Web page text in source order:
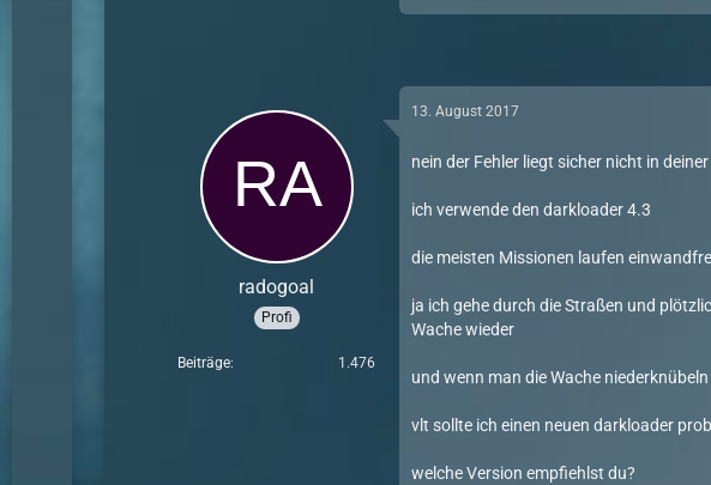
radogoal
Profi
Beiträge 1.476
13. August 2017
nein der Fehler liegt sicher nicht in
ich verwende den darkloader 4.3
die meisten Missionen laufen
ja ich gehe durch die Straßen und
Wache wieder
und wenn man die Wache
vlt sollte ich einen neuen darkloader
welche Version empfiehlst du?